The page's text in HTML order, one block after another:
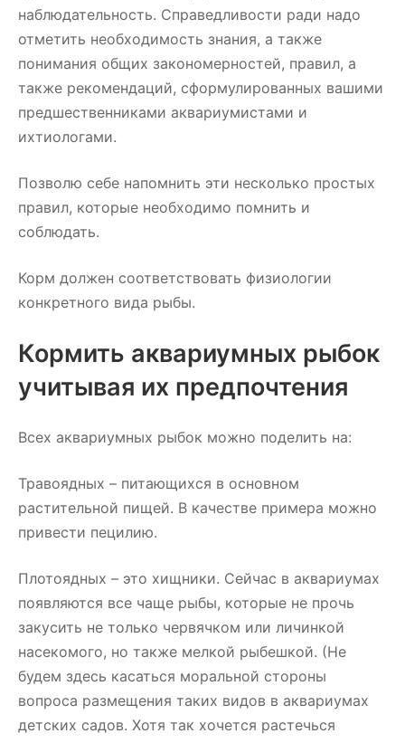
наблюдательность. Справедливости ради надо
отметить необходимость знания, а также
понимания общих закономерностей, правил, а
также рекомендаций, сформулированных вашими
предшественниками аквариумистами и
ихтиологами.
Позволю себе напомнить эти несколько простых
правил, которые необходимо помнить и
соблюдать.
Корм должен соответствовать физиологии
конкретного вида рыбы.
Кормить аквариумных рыбок
учитывая их предпочтения
Всех аквариумных рыбок можно поделить на:
Травоядных – питающихся в основном
растительной пищей. В качестве примера можно
привести пецилию.
Плотоядных – это хищники. Сейчас в аквариумах
появляются все чаще рыбы, которые не прочь
закусить не только червячком или личинкой
насекомого, но также мелкой рыбешкой. (Не
будем здесь касаться моральной стороны
вопроса размещения таких видов в аквариумах
детских садов. Хотя так хочется растечься